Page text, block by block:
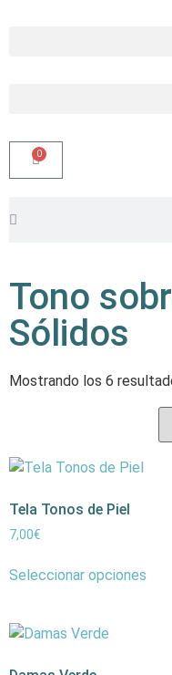
0
Tono
Sólidos
Mostrando los 6
Tela Tonos de Piel
7,00€
Seleccionar opciones